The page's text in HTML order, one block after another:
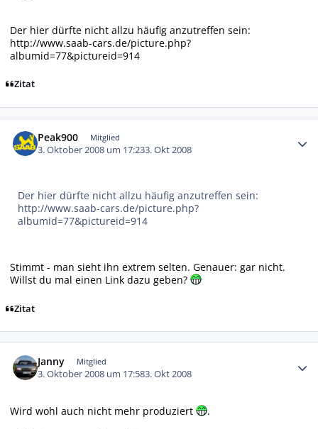
Der hier dürfte nicht allzu häufig anzutreffen sein:
http://www.saab-cars.de/picture.php?
albumid=77&pictureid=914
Zitat
Peak900 Mitglied
3. Oktober 2008 um 17:233. Okt 2008
Der hier dürfte nicht allzu häufig anzutreffen sein:
http://www.saab-cars.de/picture.php?
albumid=77&pictureid=914
Stimmt - man sieht ihn extrem selten. Genauer: gar nicht.
Willst du mal einen Link dazu geben?
Zitat
Janny Mitglied
3. Oktober 2008 um 17:583. Okt 2008
Wird wohl auch nicht mehr produziert
.